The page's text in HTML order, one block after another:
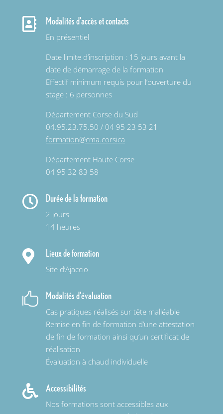
 Modalités d'accès et contacts
En présentiel
Date limite d’inscription : 15 jours avant la
date de démarrage de la formation
Effectif minimum requis pour l’ouverture du
stage : 6 personnes
Département Corse du Sud
04.95.23.75.50 / 04 95 23 53 21
formation@cma.corsica
Département Haute Corse
04 95 32 83 58
 Durée de la formation
2 jours
14 heures
 Lieux de formation
Site d’Ajaccio
 Modalités d'évaluation
Cas pratiques réalisés sur tête malléable
Remise en fin de formation d’une attestation
de fin de formation ainsi qu’un certificat de
réalisation
Évaluation à chaud individuelle
 Accessibilités
Nos formations sont accessibles aux